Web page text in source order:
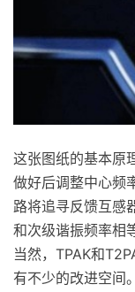
这张图纸的基本原
做好后调整中心频
路将追寻反馈互感
和次级谐振频率相
当然，TPAK和
有不少的改进空间